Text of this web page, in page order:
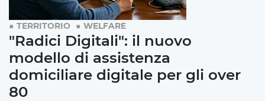
TERRITORIO WELFARE
"Radici Digitali": il nuovo
modello di assistenza
domiciliare digitale per gli over
80